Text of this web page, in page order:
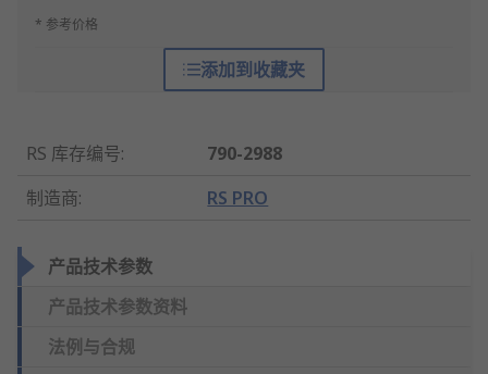
* 参考价格
添加到收藏夹
RS 库存编号:
790-2988
制造商: RS PRO
产品技术参数
产品技术参数资料
法例与合规